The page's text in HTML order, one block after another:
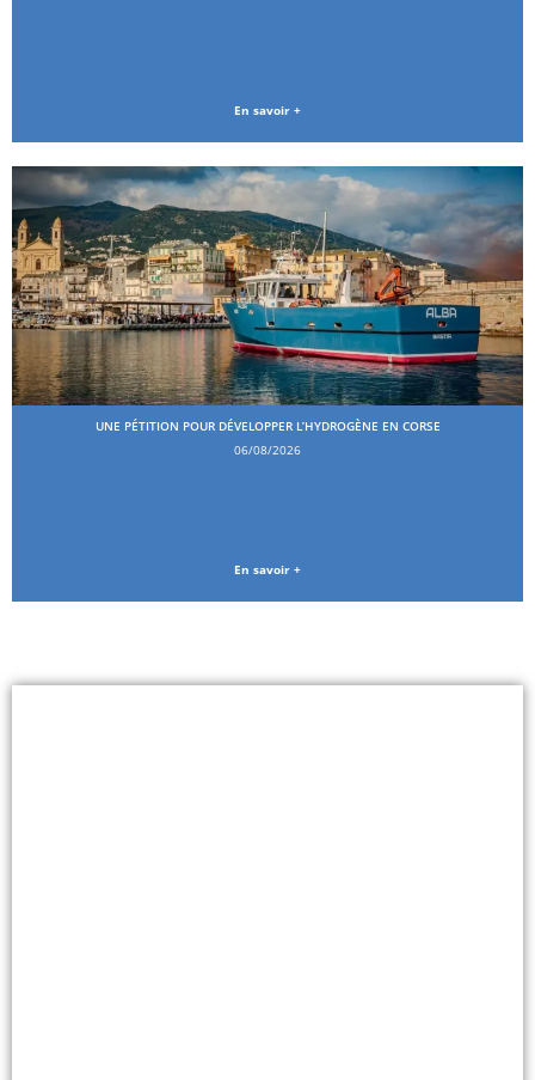
En savoir +
UNE PÉTITION POUR DÉVELOPPER L’HYDROGÈNE EN CORSE
06/08/2026
En savoir +